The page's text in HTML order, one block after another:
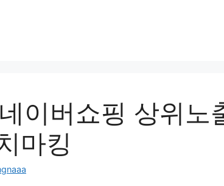
이버쇼핑 상위노
마킹